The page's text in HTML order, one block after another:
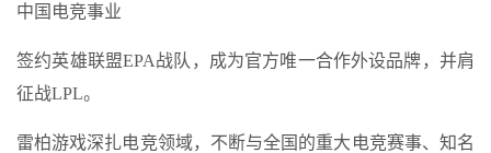
中国电竞事业
签约英雄联盟EPA战队，成为官方唯一合作外设品牌，并肩
征战LPL。
雷柏游戏深扎电竞领域，不断与全国的重大电竞赛事、知名